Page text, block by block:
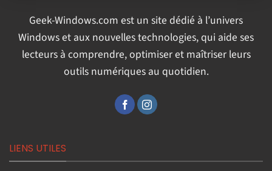
Geek-Windows.com est un site dédié à l’univers
Windows et aux nouvelles technologies, qui aide ses
lecteurs à comprendre, optimiser et maîtriser leurs
outils numériques au quotidien.
LIENS UTILES